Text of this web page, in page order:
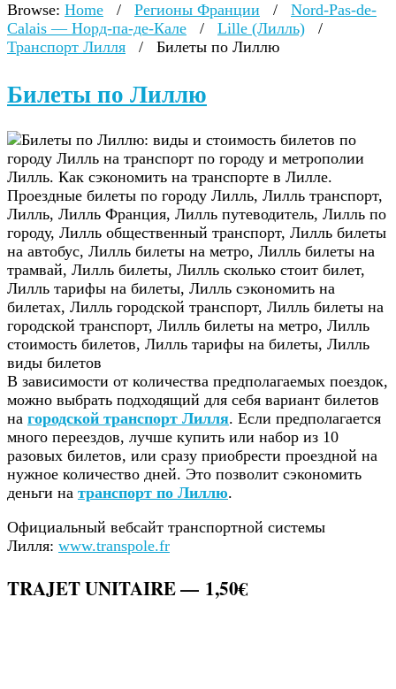
Browse: Home / Регионы Франции /
Nord-Pas-de-
Calais — Норд-па-де-Кале
/ Lille (Лилль)
/
Транспорт Лилля
/ Билеты по Лиллю
Билеты по Лиллю
В зависимости от количества предполагаемых поездок,
можно выбрать подходящий для себя вариант билетов
на городской транспорт Лилля. Если предполагается
много переездов, лучше купить или набор из 10
разовых билетов, или сразу приобрести проездной на
нужное количество дней. Это позволит сэкономить
деньги на транспорт по Лиллю.
Официальный вебсайт транспортной системы
Лилля: www.transpole.fr
TRAJET UNITAIRE — 1,50€